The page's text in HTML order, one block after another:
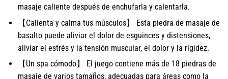
masaje caliente después de enchufarla y calentarla.
【Calienta y calma tus músculos】 Esta piedra de masaje de
basalto puede aliviar el dolor de esguinces y distensiones,
aliviar el estrés y la tensión muscular, el dolor y la rigidez.
【Un spa cómodo】 El juego contiene más de 18 piedras de
masaje de varios tamaños, adecuadas para áreas como la